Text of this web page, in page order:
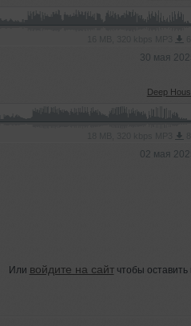
30 мая
Deep
02 мая
Или войдите на сайтчтобы оставить